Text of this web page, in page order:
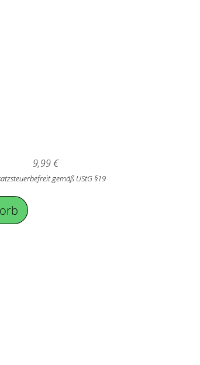
9,99€
gemäß UStG §19